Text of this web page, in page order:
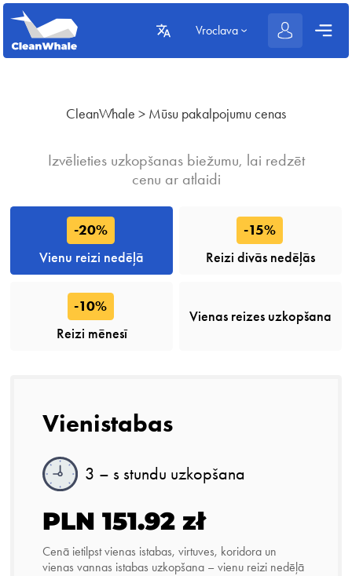
Vroclava
CleanWhale > Mūsu pakalpojumu cenas
Izvēlieties uzkopšanas biežumu, lai redzēt
cenu ar atlaidi
-20%
Vienu reizi nedēļā
-15%
Reizi divās nedēļās
-10%
Reizi mēnesī
Vienas reizes uzkopšana
Vienistabas
3 – s stundu uzkopšana
PLN 151.92 zł
Cenā ietilpst vienas istabas, virtuves, koridora un
vienas vannas istabas uzkopšana – vienu reizi nedēļā